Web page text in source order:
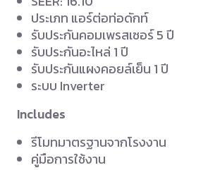
ประเภท แอร์ต่อท่อดักท์
รับประกันคอมเพรสเซอร์ 5 ปี
รับประกันอะไหล่ 1 ปี
รับประกันแผงคอยล์เย็น 1 ปี
ระบบ Inverter
Includes
รีโมทมาตรฐานจากโรงงาน
คู่มือการใช้งาน